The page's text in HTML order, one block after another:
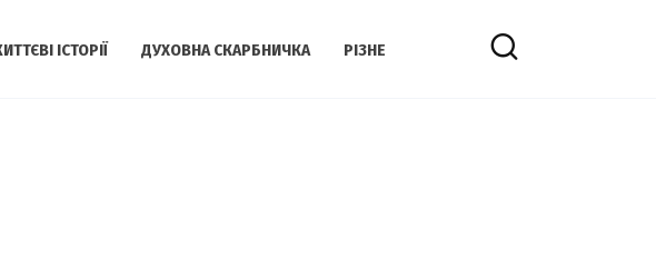
ІСТОРІЇ ДУХОВНА СКАРБНИЧКА РІЗНЕ